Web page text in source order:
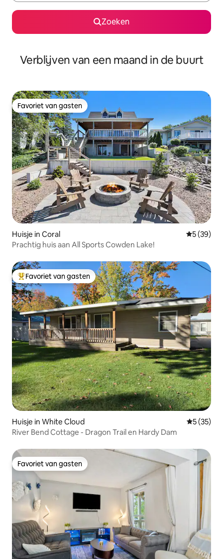
Zoeken
Verblijven van een maand in de buurt
Favoriet van gasten
Favoriet van gasten
Huisje in Coral
5 (39)
Prachtig huis aan All Sports Cowden Lake!
Topfavoriet van gasten
Favoriet van gasten
Huisje in White Cloud
5 (35)
River Bend Cottage - Dragon Trail en Hardy Dam
Favoriet van gasten
Favoriet van gasten